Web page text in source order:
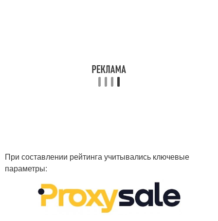
При составлении рейтинга учитывались ключевые
параметры: